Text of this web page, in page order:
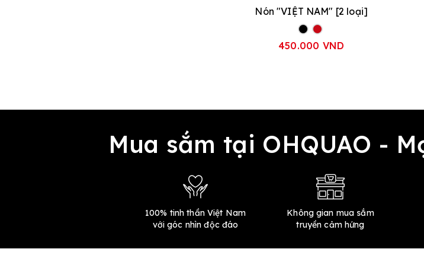
Nón "VIỆT NAM" [2 loại]
450.000 VND
Mua sắm tại OHQUAO -
100% tinh thần Việt Nam
với góc nhìn độc đáo
Không gian mua sắm
truyền cảm hứng